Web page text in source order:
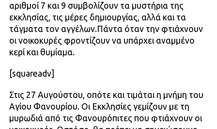
αριθμοί 7 και 9 συμβολίζουν τα μυστήρια της
εκκλησίας, τις μέρες δημιουργίας, αλλά και τα
τάγματα τον αγγέλων.Πάντα όταν την φτιάχνουν
οι νοικοκυρές φροντίζουν να υπάρχει αναμμένο
κερί και θυμίαμα.
[squareadv]
Στις 27 Αυγούστου, οπότε και τιμάται η μνήμη του
Αγίου Φανουρίου. Οι Εκκλησίες γεμίζουν με τη
μυρωδιά από τις Φανουρόπιτες που φτιάχνουν οι